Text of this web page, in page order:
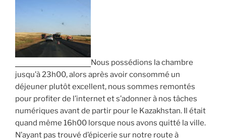
Nous possédions la chambre
jusqu’à 23h00, alors après avoir consommé un
déjeuner plutôt excellent, nous sommes remontés
pour profiter de l’internet et s’adonner à nos tâches
numériques avant de partir pour le Kazakhstan. Il était
quand même 16h00 lorsque nous avons quitté la ville.
N’ayant pas trouvé d’épicerie sur notre route à